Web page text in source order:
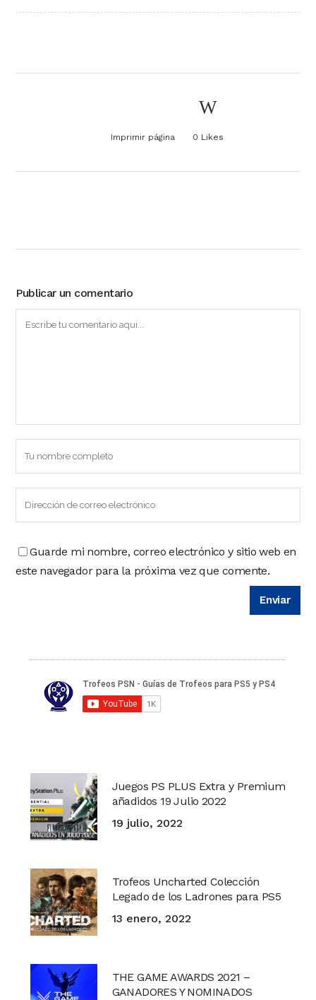
Imprimir página 0 Likes
Publicar un comentario
Guarde mi nombre, correo electrónico y sitio web en
este navegador para la próxima vez que comente.
Juegos PS PLUS Extra y Premium
añadidos 19 Julio 2022
19 julio, 2022
Trofeos Uncharted Colección
Legado de los Ladrones para PS5
13 enero, 2022
THE GAME AWARDS 2021 –
GANADORES Y NOMINADOS